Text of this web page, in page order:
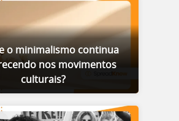
o minimalismo continua
nos movimentos
culturais?